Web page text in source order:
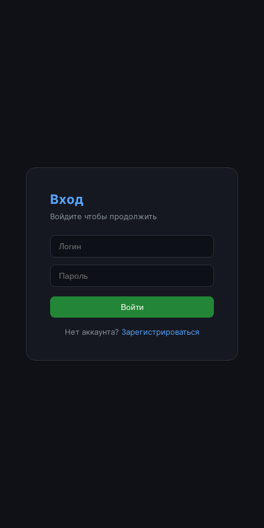
Вход
Войдите чтобы продолжить
Войти
Нет аккаунта? Зарегистрироваться